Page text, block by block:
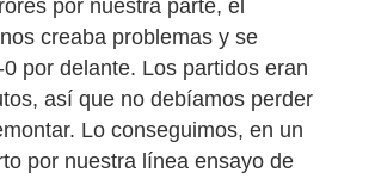
por nuestra parte, el
creaba problemas y se
por delante. Los partidos eran
así que no debíamos perder
Lo conseguimos, en un
por nuestra línea ensayo de